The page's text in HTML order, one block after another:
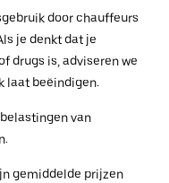
door chauffeurs
je denkt dat je
drugs is, adviseren we
laat beëindigen.
van
gemiddelde prijzen